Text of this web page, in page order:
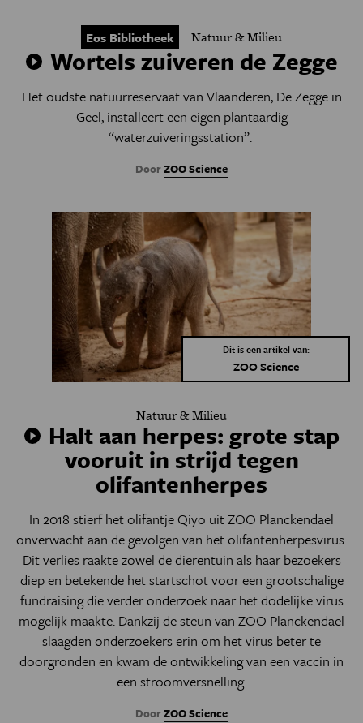
Eos Bibliotheek Natuur & Milieu
Wortels zuiveren de Zegge
Het oudste natuurreservaat van Vlaanderen, De Zegge in
Geel, installeert een eigen plantaardig
“waterzuiveringsstation”.
DoorZOO Science
Dit is een artikel van:
ZOO Science
Natuur & Milieu
Halt aan herpes: grote stap
vooruit in strijd tegen
olifantenherpes
In 2018 stierf het olifantje Qiyo uit ZOO Planckendael
onverwacht aan de gevolgen van het olifantenherpesvirus.
Dit verlies raakte zowel de dierentuin als haar bezoekers
diep en betekende het startschot voor een grootschalige
fundraising die verder onderzoek naar het dodelijke virus
mogelijk maakte. Dankzij de steun van ZOO Planckendael
slaagden onderzoekers erin om het virus beter te
doorgronden en kwam de ontwikkeling van een vaccin in
een stroomversnelling.
DoorZOO Science